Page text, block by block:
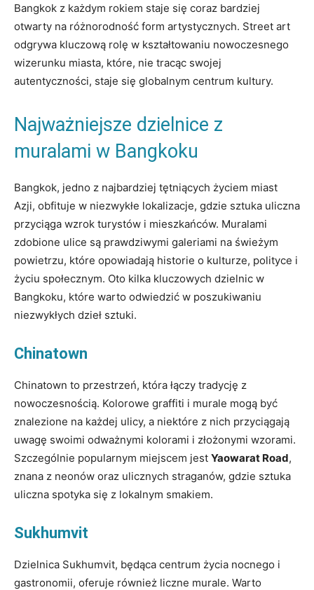
Bangkok z każdym rokiem staje się coraz bardziej
otwarty na różnorodność form artystycznych. Street art
odgrywa kluczową rolę w kształtowaniu nowoczesnego
wizerunku miasta, które, nie tracąc swojej
autentyczności, staje się globalnym centrum kultury.
Najważniejsze dzielnice z
muralami w Bangkoku
Bangkok, jedno z najbardziej tętniących życiem miast
Azji, obfituje w niezwykłe lokalizacje, gdzie sztuka uliczna
przyciąga wzrok turystów i mieszkańców. Muralami
zdobione ulice są prawdziwymi galeriami na świeżym
powietrzu, które opowiadają historie o kulturze, polityce i
życiu społecznym. Oto kilka kluczowych dzielnic w
Bangkoku, które warto odwiedzić w poszukiwaniu
niezwykłych dzieł sztuki.
Chinatown
Chinatown to przestrzeń, która łączy tradycję z
nowoczesnością. Kolorowe graffiti i murale mogą być
znalezione na każdej ulicy, a niektóre z nich przyciągają
uwagę swoimi odważnymi kolorami i złożonymi wzorami.
Szczególnie popularnym miejscem jest Yaowarat Road,
znana z neonów oraz ulicznych straganów, gdzie sztuka
uliczna spotyka się z lokalnym smakiem.
Sukhumvit
Dzielnica Sukhumvit, będąca centrum życia nocnego i
gastronomii, oferuje również liczne murale. Warto